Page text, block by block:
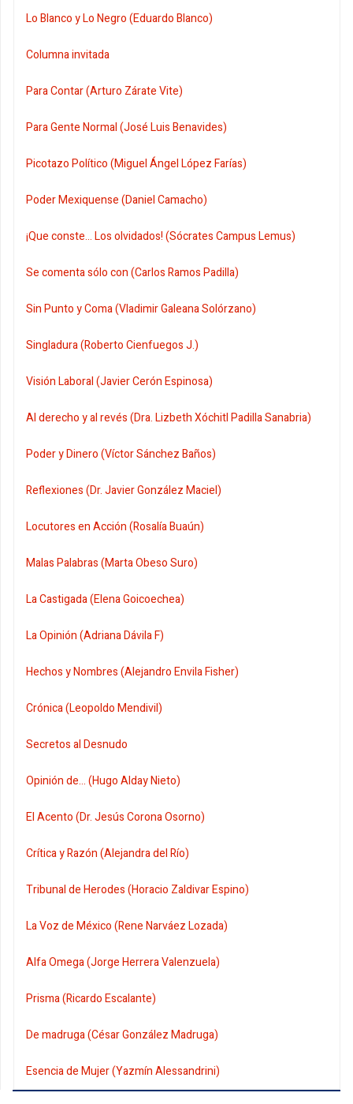
Lo Blanco y Lo Negro (Eduardo Blanco)
Columna invitada
Para Contar (Arturo Zárate Vite)
Para Gente Normal (José Luis Benavides)
Picotazo Político (Miguel Ángel López Farías)
Poder Mexiquense (Daniel Camacho)
¡Que conste... Los olvidados! (Sócrates Campus Lemus)
Se comenta sólo con (Carlos Ramos Padilla)
Sin Punto y Coma (Vladimir Galeana Solórzano)
Singladura (Roberto Cienfuegos J.)
Visión Laboral (Javier Cerón Espinosa)
Al derecho y al revés (Dra. Lizbeth Xóchitl Padilla Sanabria)
Poder y Dinero (Víctor Sánchez Baños)
Reflexiones (Dr. Javier González Maciel)
Locutores en Acción (Rosalía Buaún)
Malas Palabras (Marta Obeso Suro)
La Castigada (Elena Goicoechea)
La Opinión (Adriana Dávila F)
Hechos y Nombres (Alejandro Envila Fisher)
Crónica (Leopoldo Mendivil)
Secretos al Desnudo
Opinión de... (Hugo Alday Nieto)
El Acento (Dr. Jesús Corona Osorno)
Crítica y Razón (Alejandra del Río)
Tribunal de Herodes (Horacio Zaldivar Espino)
La Voz de México (Rene Narváez Lozada)
Alfa Omega (Jorge Herrera Valenzuela)
Prisma (Ricardo Escalante)
De madruga (César González Madruga)
Esencia de Mujer (Yazmín Alessandrini)